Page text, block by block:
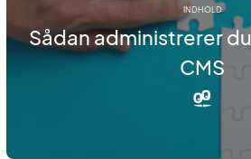
INDHOLD
Sådan administrerer
CMS